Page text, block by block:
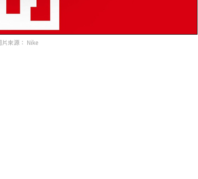
來源： Nike